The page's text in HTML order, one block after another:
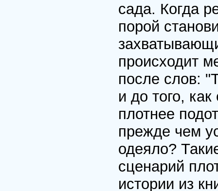
сада. Когда
порой
происходит
после слов:
и до того,
плотнее
прежде чем
одеяло?
сценарий
истории из